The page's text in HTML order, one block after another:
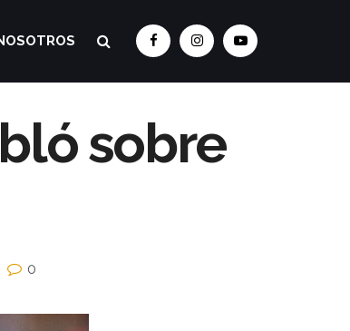
sobre
0